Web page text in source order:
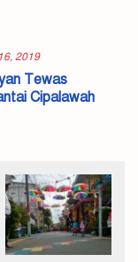
2019
Tewas
Cipalawah